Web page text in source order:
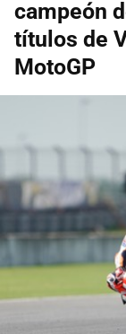
campeón
títulos de
MotoGP